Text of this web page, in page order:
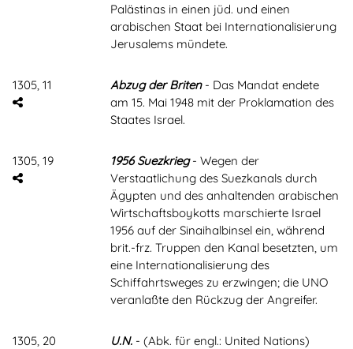
Palästinas in einen jüd. und einen
arabischen Staat bei Internationalisierung
Jerusalems mündete.
1305, 11 Abzug der Briten- Das Mandat endete
am 15. Mai 1948 mit der Proklamation des
Staates Israel.
1305, 19 1956 Suezkrieg- Wegen der
Verstaatlichung des Suezkanals durch
Ägypten und des anhaltenden arabischen
Wirtschaftsboykotts marschierte Israel
1956 auf der Sinaihalbinsel ein, während
brit.-frz. Truppen den Kanal besetzten, um
eine Internationalisierung des
Schiffahrtsweges zu erzwingen; die UNO
veranlaßte den Rückzug der Angreifer.
1305, 20 U.N. - (Abk. für engl.: United Nations)